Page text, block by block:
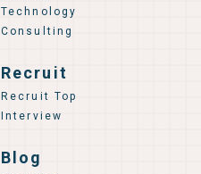
Technology
Consulting
Recruit
Recruit Top
Interview
Blog